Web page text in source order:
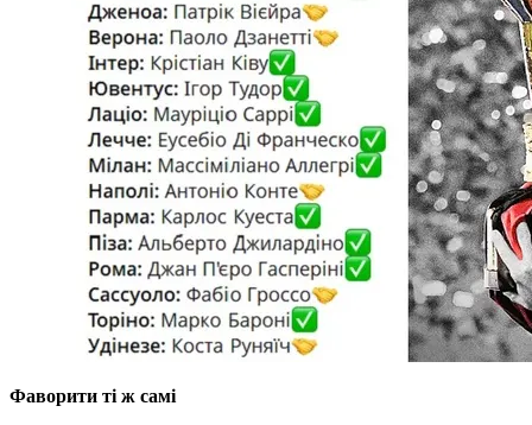
Фаворити ті ж самі